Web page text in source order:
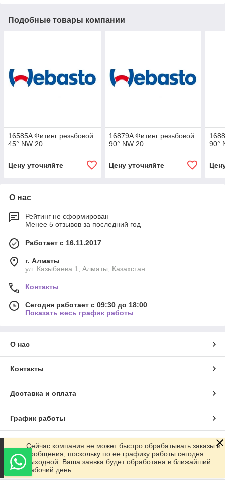
Подобные товары компании
16585A Фитинг резьбовой
45° NW 20
Цену уточняйте
16879A Фитинг резьбовой
90° NW 20
Цену уточняйте
90°
О нас
Рейтинг не сформирован
Менее 5 отзывов за последний год
Работает с 16.11.2017
г. Алматы
ул. Казыбаева 1, Алматы, Казахстан
Контакты
Сегодня работает с 09:30 до 18:00
Показать весь график работы
О нас
Контакты
Доставка и оплата
График работы
Полная версия сайта
Сайт создан на маркетплейсе Satu.kz
Сейчас компания не может быстро обрабатывать заказы и
сообщения, поскольку по ее графику работы сегодня
выходной. Ваша заявка будет обработана в ближайший
рабочий день.